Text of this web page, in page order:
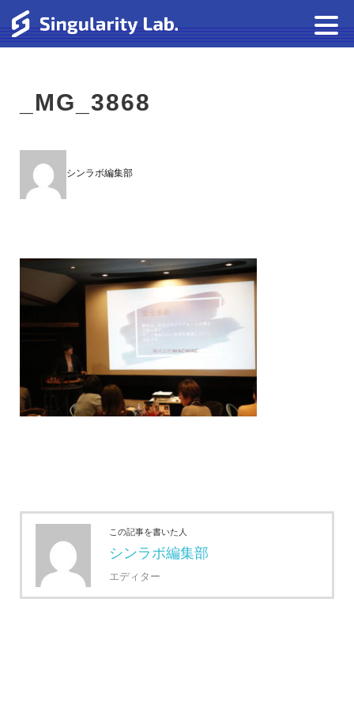
_MG_3868
シンラボ編集部
この記事を書いた人
シンラボ編集部
エディター